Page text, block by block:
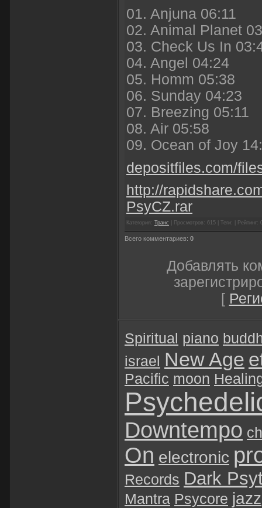
01. Anjuna 06:11
02. Animal Planet
03. Check Us In
04. Angel 04:24
05. Homm 05:38
06. Sunday 04:23
07. Breezing 05:11
08. Air 05:58
09. Ocean of Joy
depositfiles.com/
http://
PsyCZ.rar
Категория: Транс | Просмотров: 615 | Теги: | Рейтинг:
Всего комментариев: 0
Добавлять
[
Spiritual piano
israel New Age
Pacific moon
Downtempo
On electronic
Records Dark
Mantra Psycore jazz